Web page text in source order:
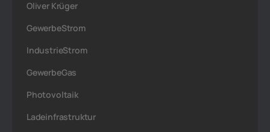
Oliver Krüger
GewerbeStrom
IndustrieStrom
GewerbeGas
Photovoltaik
Ladeinfrastruktur